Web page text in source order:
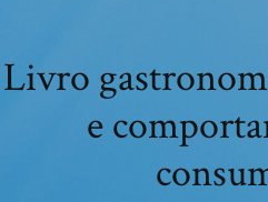
Livro
e